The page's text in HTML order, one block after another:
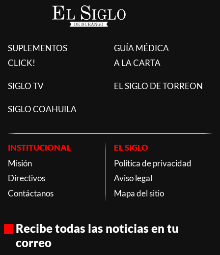
SUPLEMENTOS
CLICK!
GUÍA MÉDICA
A LA CARTA
SIGLO TV EL SIGLO DE TORREON
SIGLO COAHUILA
INSTITUCIONAL
Misión
Directivos
Contáctanos
EL SIGLO
Política de privacidad
Aviso legal
Mapa del sitio
Recibe todas las noticias en tu
correo